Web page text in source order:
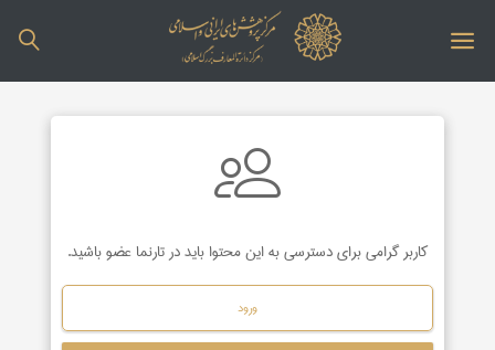
کاربر گرامی برای دسترسی به این محتوا باید در تارنما عضو باشید.
ورود